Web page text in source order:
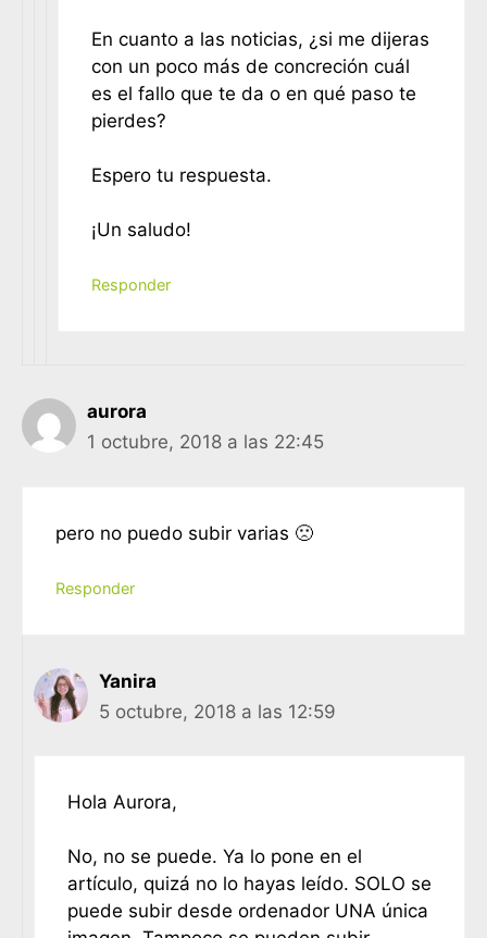
En cuanto a las noticias, ¿si me dijeras
con un poco más de concreción cuál
es el fallo que te da o en qué paso te
pierdes?
Espero tu respuesta.
¡Un saludo!
Responder
aurora
1 octubre, 2018 a las 22:45
pero no puedo subir varias 🙁
Responder
Yanira
5 octubre, 2018 a las 12:59
Hola Aurora,
No, no se puede. Ya lo pone en el
artículo, quizá no lo hayas leído. SOLO se
puede subir desde ordenador UNA única